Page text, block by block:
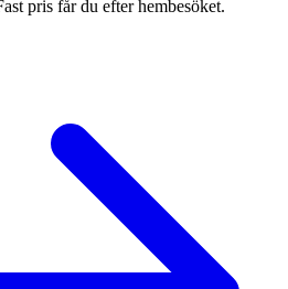
pris får du efter hembesöket.